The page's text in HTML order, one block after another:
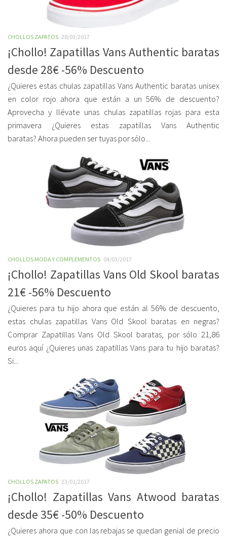
CHOLLOS ZAPATOS 28/03/2017
¡Chollo! Zapatillas Vans Authentic baratas
desde 28€ -56% Descuento
¿Quieres estas chulas zapatillas Vans Authentic baratas unisex
en color rojo ahora que están a un 56% de descuento?
Aprovecha y llévate unas chulas zapatillas rojas para esta
primavera ¿Quieres estas zapatillas Vans Authentic
baratas? Ahora pueden ser tuyas por sólo...
CHOLLOS MODA Y COMPLEMENTOS 04/03/2017
¡Chollo! Zapatillas Vans Old Skool baratas
21€ -56% Descuento
¿Quieres para tu hijo ahora que están al 56% de descuento,
estas chulas zapatillas Vans Old Skool baratas en negras?
Comprar Zapatillas Vans Old Skool baratas, por sólo 21,86
euros aquí ¿Quieres unas zapatillas Vans para tu hijo baratas?
Si...
CHOLLOS ZAPATOS 23/01/2017
¡Chollo! Zapatillas Vans Atwood baratas
desde 35€ -50% Descuento
¿Quieres ahora que con las rebajas se quedan genial de precio